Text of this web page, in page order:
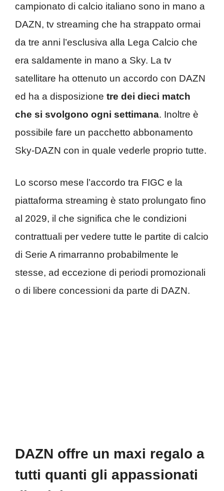
campionato di calcio italiano sono in mano a
DAZN, tv streaming che ha strappato ormai
da tre anni l’esclusiva alla Lega Calcio che
era saldamente in mano a Sky. La tv
satellitare ha ottenuto un accordo con DAZN
ed ha a disposizione tre dei dieci match
che si svolgono ogni settimana. Inoltre è
possibile fare un pacchetto abbonamento
Sky-DAZN con in quale vederle proprio tutte.
Lo scorso mese l’accordo tra FIGC e la
piattaforma streaming è stato prolungato fino
al 2029, il che significa che le condizioni
contrattuali per vedere tutte le partite di calcio
di Serie A rimarranno probabilmente le
stesse, ad eccezione di periodi promozionali
o di libere concessioni da parte di DAZN.
DAZN offre un maxi regalo a
tutti quanti gli appassionati